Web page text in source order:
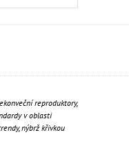
reproduktory,
v oblasti
nýbrž křivkou